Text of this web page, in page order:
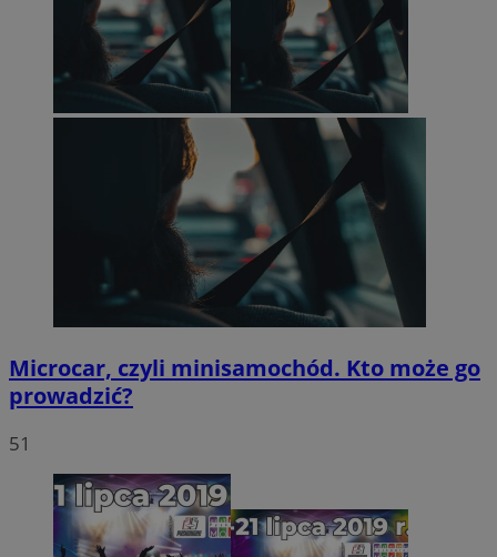
Microcar, czyli minisamochód. Kto może go
prowadzić?
51